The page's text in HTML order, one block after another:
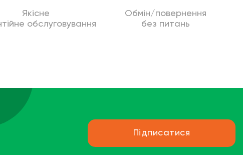
Якісне
обслуговування
Обмін/повернення
без питань
Підписатися